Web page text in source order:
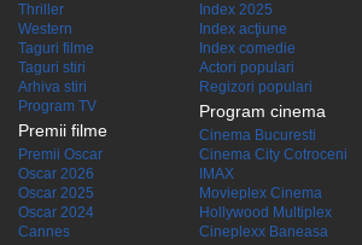
Thriller
Western
Taguri filme
Taguri stiri
Arhiva stiri
Program TV
Premii filme
Premii Oscar
Oscar 2026
Oscar 2025
Oscar 2024
Cannes
Index 2025
Index acţiune
Index comedie
Actori populari
Regizori populari
Program cinema
Cinema Bucuresti
Cinema City Cotroceni
IMAX
Movieplex Cinema
Hollywood Multiplex
Cineplexx Baneasa